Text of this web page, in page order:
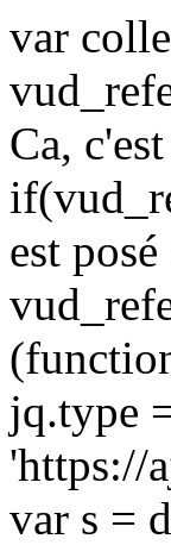
var
Ca,
est
jq.type
'https://
var s =